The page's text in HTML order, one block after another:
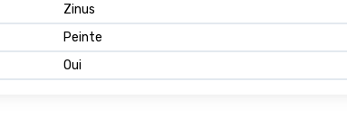
Zinus
Peinte
Oui